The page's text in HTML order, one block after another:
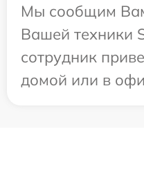
Мы сообщим
Вашей техники
сотрудник
домой или в